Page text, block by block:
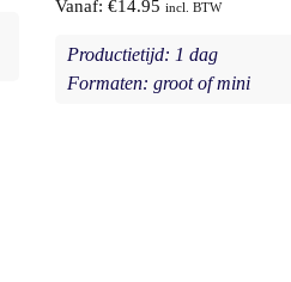
Vanaf:€14.95 incl. BTW
Productietijd: 1 dag
Formaten: groot of mini